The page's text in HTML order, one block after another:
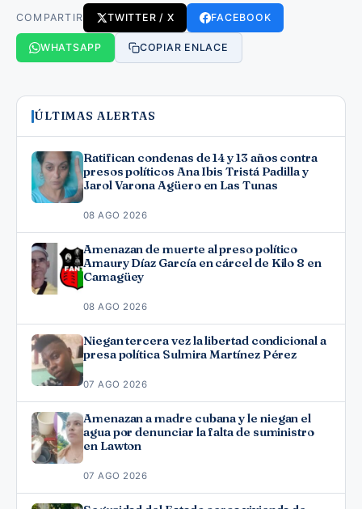
COMPARTIR TWITTER / X FACEBOOK
WHATSAPP COPIAR ENLACE
ÚLTIMAS ALERTAS
Ratifican condenas de 14 y 13 años contra
presos políticos Ana Ibis Tristá Padilla y
Jarol Varona Agüero en Las Tunas
08 AGO 2026
Amenazan de muerte al preso político
Amaury Díaz García en cárcel de Kilo 8 en
Camagüey
08 AGO 2026
Niegan tercera vez la libertad condicional a
presa política Sulmira Martínez Pérez
07 AGO 2026
Amenazan a madre cubana y le niegan el
agua por denunciar la falta de suministro
en Lawton
07 AGO 2026